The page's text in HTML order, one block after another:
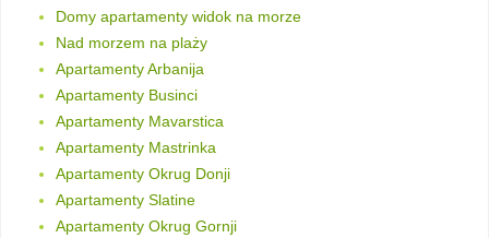
Domy apartamenty widok na morze
Nad morzem na plaży
Apartamenty Arbanija
Apartamenty Businci
Apartamenty Mavarstica
Apartamenty Mastrinka
Apartamenty Okrug Donji
Apartamenty Slatine
Apartamenty Okrug Gornji